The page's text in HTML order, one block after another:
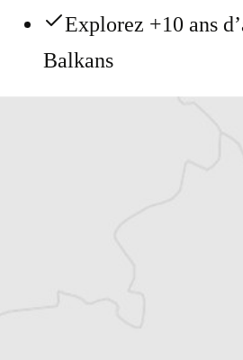
Explorez +10 ans
Balkans